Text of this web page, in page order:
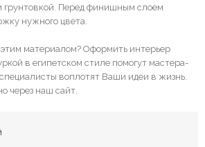
грунтовкой. Перед финишным слоем
нужного цвета.
материалом? Оформить интерьер
в египетском стиле помогут мастера-
воплотят Ваши идеи в жизнь.
через наш сайт.